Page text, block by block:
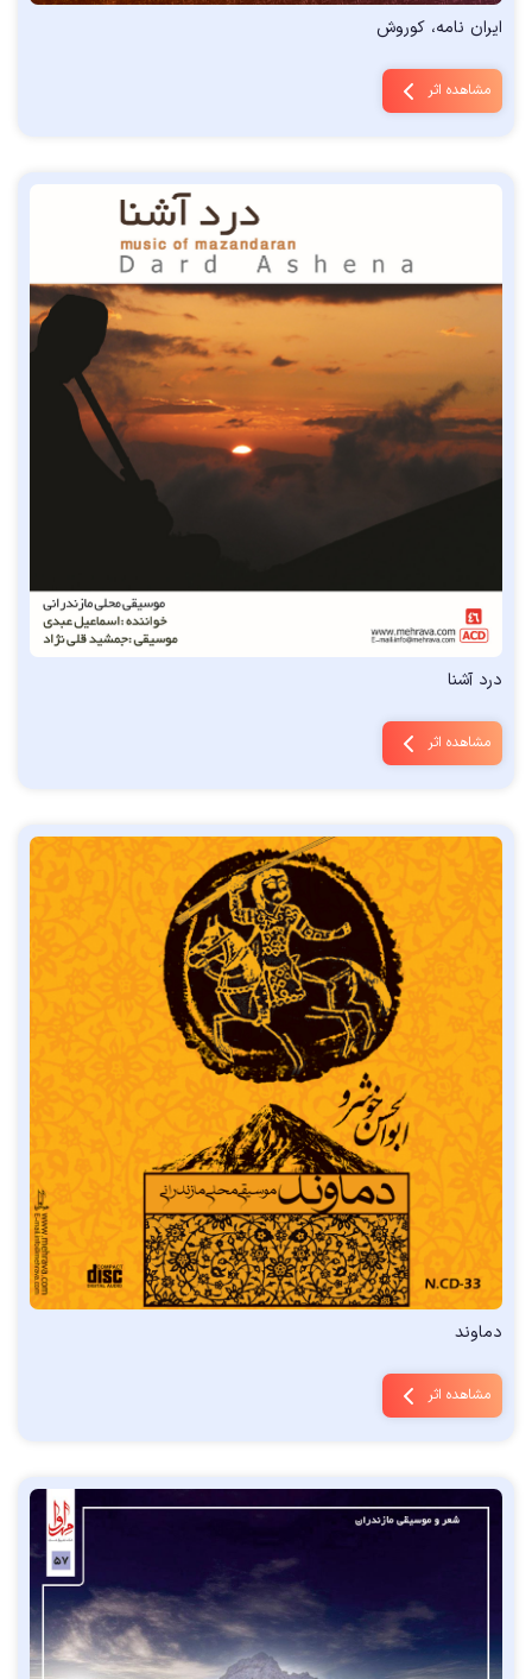
ایران نامه، کوروش
مشاهده اثر
درد آشنا
مشاهده اثر
دماوند
مشاهده اثر